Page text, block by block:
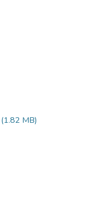
(1.82 MB)